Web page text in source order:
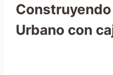
Urbano con